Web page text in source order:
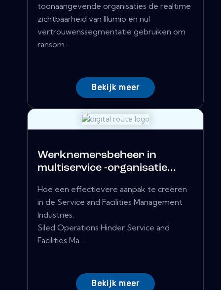
toonaangevende organisaties de realtime
zichtbaarheid van Illumio en nul
vertrouwenssegmentatie gebruiken om
ransom...
Bekijk meer
Werknemersbeheer in
multiservice -organisatie...
Hoe een effectievere aanpak te creëren
in de Service and Facilities Management
Industries.
Siled Operations Hinder Service and
Facilities Ma...
Bekijk meer